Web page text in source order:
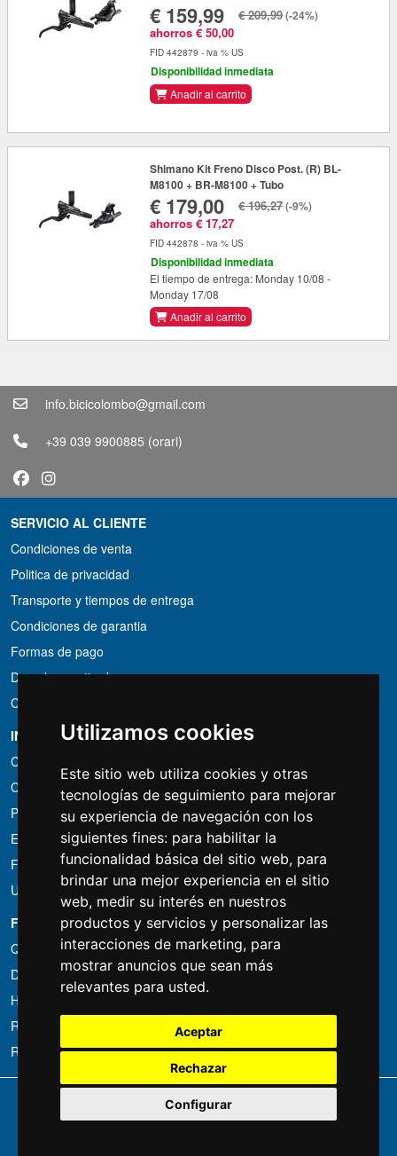
Utilizamos cookies
Este sitio web utiliza cookies y otras
tecnologías de seguimiento para mejorar
su experiencia de navegación con los
siguientes fines: para habilitar la
funcionalidad básica del sitio web, para
brindar una mejor experiencia en el sitio
web, medir su interés en nuestros
productos y servicios y personalizar las
interacciones de marketing, para
mostrar anuncios que sean más
relevantes para usted.
Aceptar
Rechazar
Configurar
€ 159,99
ahorros € 50,00
€ 209,99(-24%)
FID 442879 - iva % US
Disponibilidad inmediata
Anadir al carrito
Shimano Kit Freno Disco Post. (R) BL-
M8100 + BR-M8100 + Tubo
€ 179,00
ahorros € 17,27
€ 196,27(-9%)
FID 442878 - iva % US
Disponibilidad inmediata
El tiempo de entrega: Monday 10/08 -
Monday 17/08
Anadir al carrito
info.bicicolombo@gmail.com
+39 039 9900885 (orari)
SERVICIO AL CLIENTE
Condiciones de venta
Politica de privacidad
Transporte y tiempos de entrega
Condiciones de garantia
Formas de pago
Derecho a retirada
Condiciones de IVA
INFORMACIÓN
Condiciones de alquiler
Cotizaciones
Paquetes de ahorro
Encontrado por menos?
Financiacion
Uso
FOTOCOLOMBO.IT
Quienes somos
Donde estamos
Horario de la tienda
Resenas sobre Trovaprezzi
Resenas sobre Google
Copyright © Fotocolombo Srl - Viale Verdi 95 - 23807 Merate (LC) - P. Iva
03298370135 - SDI: M5UXCR1